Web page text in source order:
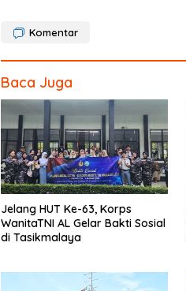
e
o
o
k
itt
Komentar
Baca Juga
Jelang HUT Ke-63, Korps
WanitaTNI AL Gelar Bakti Sosial
di Tasikmalaya